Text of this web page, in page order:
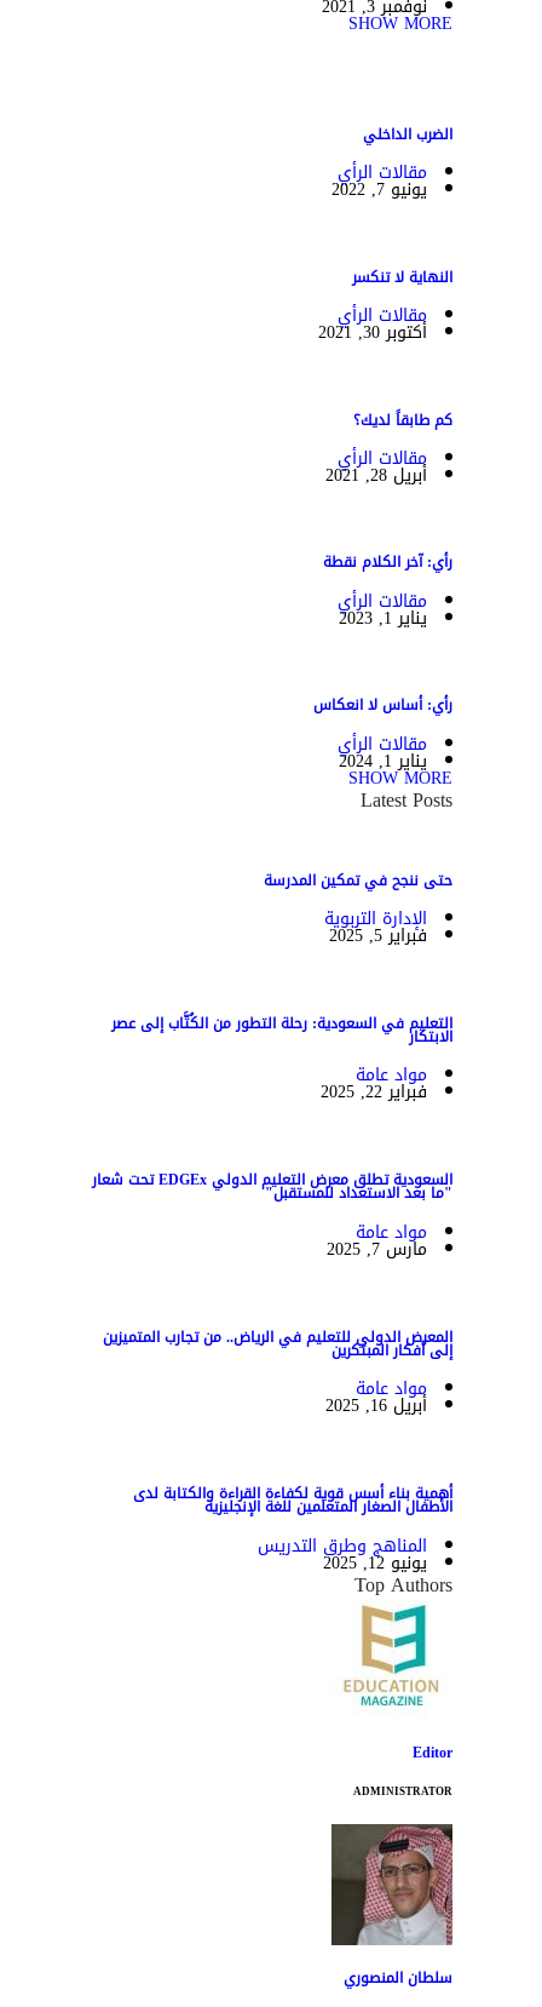
SHOW MORE
الضرب الداخلي
مقالات الرأي
يونيو 7, 2022
النهاية لا تنكسر
مقالات الرأي
أكتوبر 30, 2021
كم طابقاً لديك؟
مقالات الرأي
أبريل 28, 2021
رأي: آخر الكلام نقطة
مقالات الرأي
يناير 1, 2023
رأي: أساس لا انعكاس
مقالات الرأي
يناير 1, 2024
SHOW MORE
Latest Posts
حتى ننجح في تمكين المدرسة
الإدارة التربوية
فبراير 5, 2025
التعليم في السعودية: رحلة التطور من الكُتَّاب إلى عصر
الابتكار
مواد عامة
فبراير 22, 2025
السعودية تطلق معرض التعليم الدولي EDGEx تحت شعار "ما بعد الاستعداد للمستقبل"
مواد عامة
مارس 7, 2025
المعرض الدولي للتعليم في الرياض.. من تجارب المتميزين
إلى أفكار المبتكرين
مواد عامة
أبريل 16, 2025
أهمية بناء أسس قوية لكفاءة القراءة والكتابة لدى
الأطفال الصغار المتعلمين للغة الإنجليزية
المناهج وطرق التدريس
يونيو 12, 2025
Top Authors
Editor
ADMINISTRATOR
سلطان المنصوري